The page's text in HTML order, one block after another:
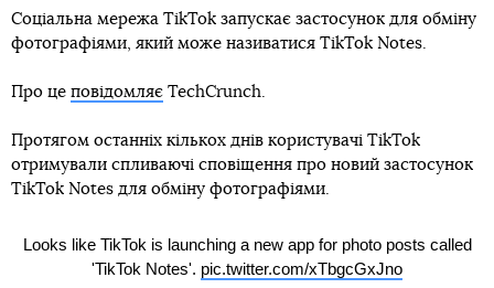
Соціальна мережа TikTok запускає застосунок для обміну
фотографіями, який може називатися TikTok Notes.
Про це повідомляє TechCrunch.
Протягом останніх кількох днів користувачі TikTok
отримували спливаючі сповіщення про новий застосунок
TikTok Notes для обміну фотографіями.
Looks like TikTok is launching a new app for photo posts called
'TikTok Notes'. pic.twitter.com/xTbgcGxJno